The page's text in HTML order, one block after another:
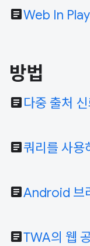
articleWeb In
방법
article 다중 출처
article쿼리를 사용
articleAndroid 브
articleTWA의 웹